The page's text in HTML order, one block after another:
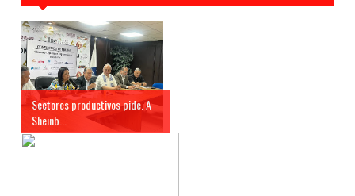
Sectores productivos pide. A
Sheinb...